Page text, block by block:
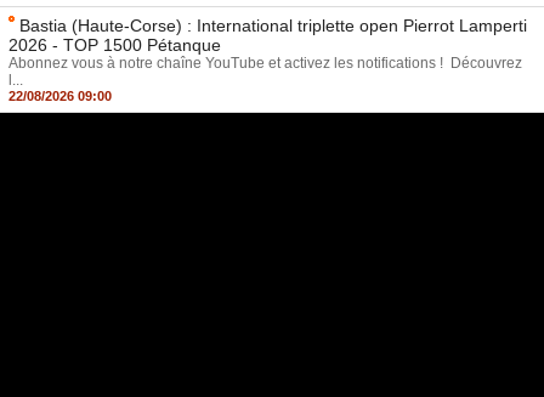
Bastia (Haute-Corse) : International triplette open Pierrot Lamperti
2026 - TOP 1500 Pétanque
Abonnez vous à notre chaîne YouTube et activez les notifications ! Découvrez
l...
22/08/2026 09:00